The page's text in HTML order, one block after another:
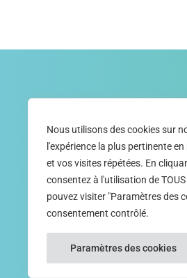
Nous utilisons des cookies sur
l'expérience la plus pertinente
et vos visites répétées. En
consentez à l'utilisation de
pouvez visiter "Paramètres des
consentement contrôlé.
Paramètres des cookies
JE M'ABONNE
À la newsletter et aux